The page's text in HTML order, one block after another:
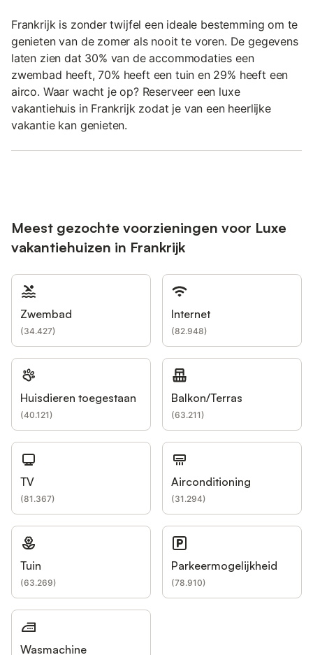
Frankrijk is zonder twijfel een ideale bestemming om te
genieten van de zomer als nooit te voren. De gegevens
laten zien dat 30% van de accommodaties een
zwembad heeft, 70% heeft een tuin en 29% heeft een
airco. Waar wacht je op? Reserveer een luxe
vakantiehuis in Frankrijk zodat je van een heerlijke
vakantie kan genieten.
Meest gezochte voorzieningen voor Luxe
vakantiehuizen in Frankrijk
Zwembad
(34.427)
Internet
(82.948)
Huisdieren toegestaan
(40.121)
Balkon/Terras
(63.211)
TV
(81.367)
Airconditioning
(31.294)
Tuin
(63.269)
Parkeermogelijkheid
(78.910)
Wasmachine